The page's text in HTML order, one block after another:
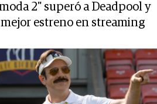
2" superó a Deadpool y
estreno en streaming